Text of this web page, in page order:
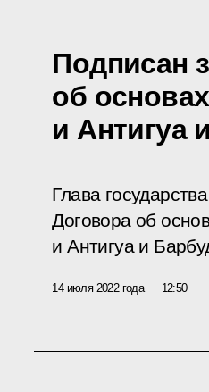
Подписан
об
и Антигуа
Глава
Договора об
и Антигуа и
14 июля 2022 года 12:50